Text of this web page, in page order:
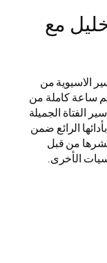
مع
الاسيوية من
ساعة كاملة من
الفتاة الجميلة
الرائع ضمن
من قبل
الأخرى.